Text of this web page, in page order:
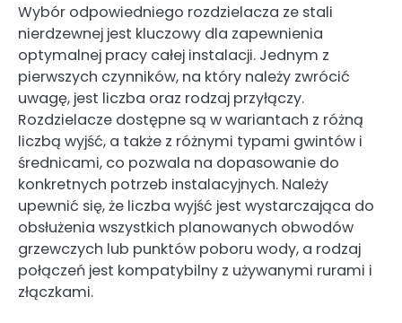
Wybór odpowiedniego rozdzielacza ze stali
nierdzewnej jest kluczowy dla zapewnienia
optymalnej pracy całej instalacji. Jednym z
pierwszych czynników, na który należy zwrócić
uwagę, jest liczba oraz rodzaj przyłączy.
Rozdzielacze dostępne są w wariantach z różną
liczbą wyjść, a także z różnymi typami gwintów i
średnicami, co pozwala na dopasowanie do
konkretnych potrzeb instalacyjnych. Należy
upewnić się, że liczba wyjść jest wystarczająca do
obsłużenia wszystkich planowanych obwodów
grzewczych lub punktów poboru wody, a rodzaj
połączeń jest kompatybilny z używanymi rurami i
złączkami.